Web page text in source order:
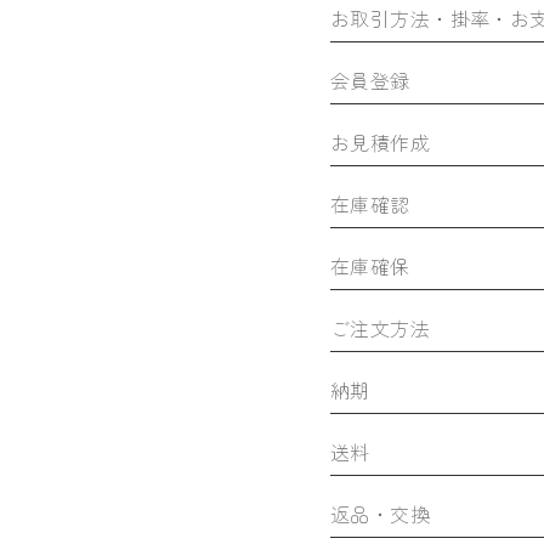
お取引方法・掛率・お
会員登録
お見積作成
在庫確認
在庫確保
ご注文方法
納期
送料
返品・交換